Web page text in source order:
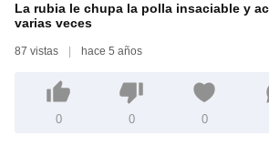
La rubia le chupa la polla insaciable y
varias veces
87 vistas hace 5 años
0 0 0